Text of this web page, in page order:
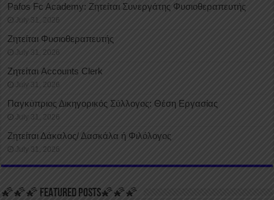
Pafos Fc Academy: Ζητείται Συνεργάτης Φυσιοθεραπευτής
July 31, 2026
Ζητείται Φυσιοθεραπευτής
July 31, 2026
Ζητείται Accounts Clerk
July 31, 2026
Παγκύπριος Δικηγορικός Σύλλογος: Θέση Εργασίας
July 31, 2026
Ζητείται Δάκαλος/ Δασκάλα ή Φιλόλογος
July 31, 2026
🌠🌠🌠 FEATURED POSTS🌠🌠🌠